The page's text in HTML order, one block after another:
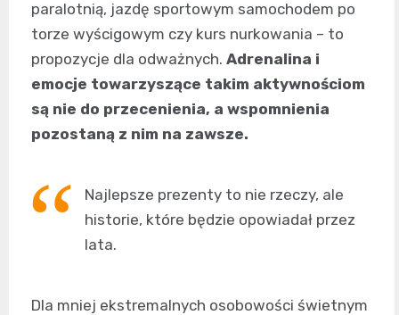
paralotnią, jazdę sportowym samochodem po
torze wyścigowym czy kurs nurkowania – to
propozycje dla odważnych. Adrenalina i
emocje towarzyszące takim aktywnościom
są nie do przecenienia, a wspomnienia
pozostaną z nim na zawsze.
Najlepsze prezenty to nie rzeczy, ale
historie, które będzie opowiadał przez
lata.
Dla mniej ekstremalnych osobowości świetnym